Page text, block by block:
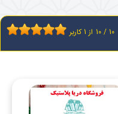
10 / 10 از 1کاربر